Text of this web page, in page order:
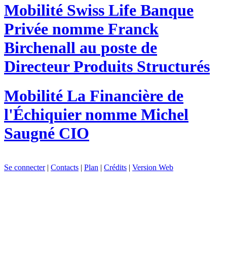
Mobilité Swiss Life Banque
Privée nomme Franck
Birchenall au poste de
Directeur Produits Structurés
Mobilité La Financière de
l'Échiquier nomme Michel
Saugné CIO
Se connecter| Contacts | Plan | Crédits | Version Web